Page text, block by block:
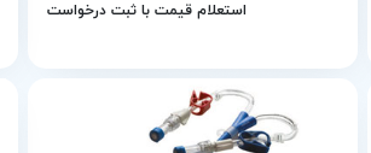
استعلام قیمت با ثبت درخواست